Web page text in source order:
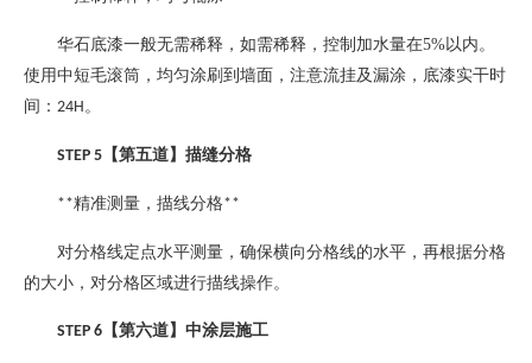
华石底漆一般无需稀释，如需稀释，控制加水量在5%以内。
使用中短毛滚筒，均匀涂刷到墙面，注意流挂及漏涂，底漆实干时
间： 24H。
STEP 5 【第五道】描缝分格
**精准测量，描线分格**
对分格线定点水平测量，确保横向分格线的水平，再根据分格
的大小，对分格区域进行描线操作。
STEP 6 【第六道】中涂层施工